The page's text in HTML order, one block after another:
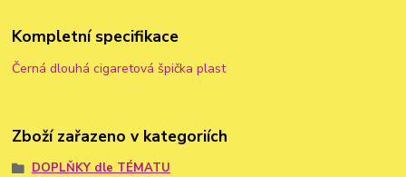
Kompletní specifikace
Černá dlouhá cigaretová špička plast
Zboží zařazeno v kategoriích
DOPLŇKY dle TÉMATU